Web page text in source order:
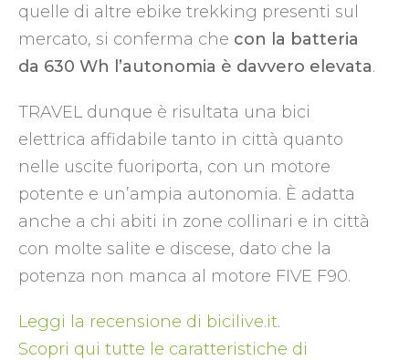
quelle di altre ebike trekking presenti sul
mercato, si conferma che con la batteria
da 630 Wh l’autonomia è davvero elevata.
TRAVEL dunque è risultata una bici
elettrica affidabile tanto in città quanto
nelle uscite fuoriporta, con un motore
potente e un’ampia autonomia. È adatta
anche a chi abiti in zone collinari e in città
con molte salite e discese, dato che la
potenza non manca al motore FIVE F90.
Leggi la recensione di bicilive.it.
Scopri qui tutte le caratteristiche di